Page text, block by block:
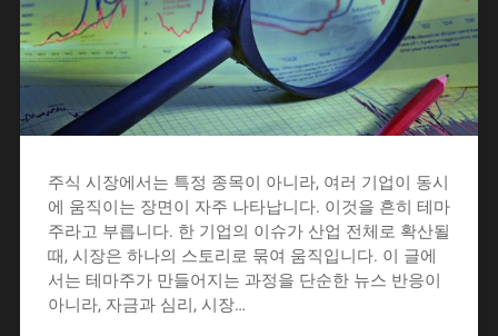
주식 시장에서는 특정 종목이 아니라, 여러 기업이 동시
에 움직이는 장면이 자주 나타납니다. 이것을 흔히 테마
주라고 부릅니다. 한 기업의 이슈가 산업 전체로 확산될
때, 시장은 하나의 스토리로 묶여 움직입니다. 이 글에
서는 테마주가 만들어지는 과정을 단순한 뉴스 반응이
아니라, 자금과 심리, 시장…